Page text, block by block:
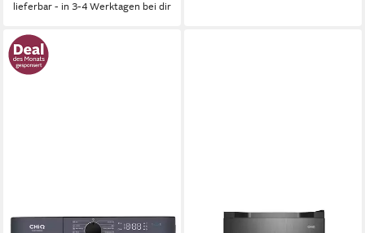
lieferbar - in 3-4 Werktagen bei dir